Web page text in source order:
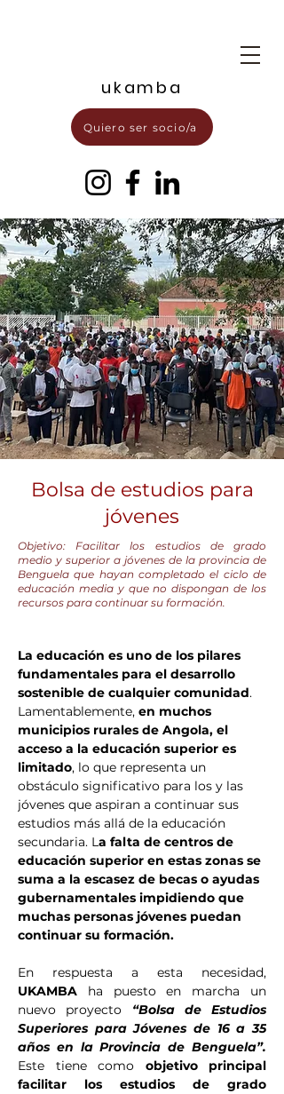
ukamba
Quiero ser socio/a
Bolsa de estudios para
jóvenes
Objetivo: Facilitar los estudios de grado
medio y superior a jóvenes de la provincia de
Benguela que hayan completado el ciclo de
educación media y que no dispongan de los
recursos para continuar su formación.
La educación es uno de los pilares
fundamentales para el desarrollo
sostenible de cualquier comunidad.
Lamentablemente, en muchos
municipios rurales de Angola, el
acceso a la educación superior es
limitado, lo que representa un
obstáculo significativo para los y las
jóvenes que aspiran a continuar sus
estudios más allá de la educación
secundaria. La falta de centros de
educación superior en estas zonas se
suma a la escasez de becas o ayudas
gubernamentales impidiendo que
muchas personas jóvenes puedan
continuar su formación.
UKAMBA ha puesto en marcha un
nuevo proyecto “Bolsa de Estudios
Superiores para Jóvenes de 16 a 35
años en la Provincia de Benguela”.
Este tiene como objetivo principal
facilitar los estudios de grado